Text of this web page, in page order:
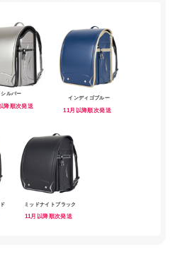
シルバー
降順次発送
インディゴブルー
11月以降順次発送
ミッドナイトブラック
11月以降順次発送